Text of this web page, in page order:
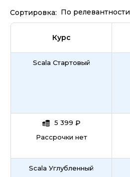
Сортировка: По релевантности
Курс
Scala Стартовый
5 399 ₽
Рассрочки нет
Scala Углубленный